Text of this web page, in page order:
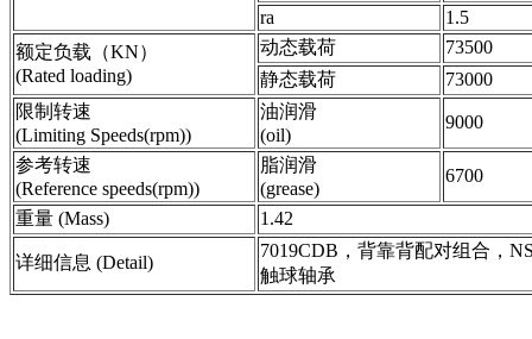
ra
1.5
额定负载（KN）
(Rated loading)
动态载荷
73500
静态载荷
73000
限制转速
(Limiting Speeds(rpm))
油润滑
(oil)
9000
参考转速
(Reference speeds(rpm))
脂润滑
(grease)
6700
重量 (Mass) 1.42
详细信息 (Detail)
7019CDB，背靠背配对组合，
触球轴承